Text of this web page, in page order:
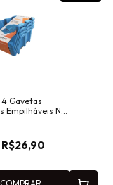
Gavetas
Empilháveis Nº
R$26,90